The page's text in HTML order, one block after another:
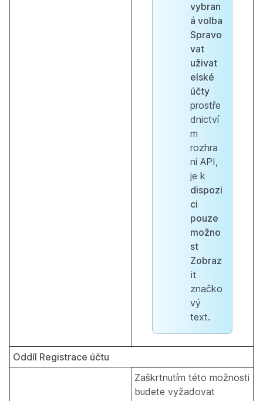
vybran
á volba
Spravo
vat
uživat
elské
účty
prostře
dnictví
m
rozhra
ní API,
je k
dispozi
ci
pouze
možno
st
Zobraz
it
značko
vý
text.
Oddíl Registrace účtu
Zaškrtnutím této možnosti
budete vyžadovat